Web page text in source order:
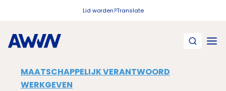
Lid worden?Translate
MAATSCHAPPELIJK VERANTWOORD
WERKGEVEN